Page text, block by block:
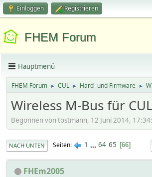
Einloggen Registrieren
FHEM Forum
Hauptmenü
FHEM Forum ► CUL ► Hard- und Firmware ►
Wireless M-Bus für CUL
Begonnen von tostmann, 12 Juni 2014,
NACH UNTEN Seiten 1 ... 64 65 66
FHEm2005